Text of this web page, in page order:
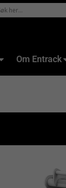
Om Entrack